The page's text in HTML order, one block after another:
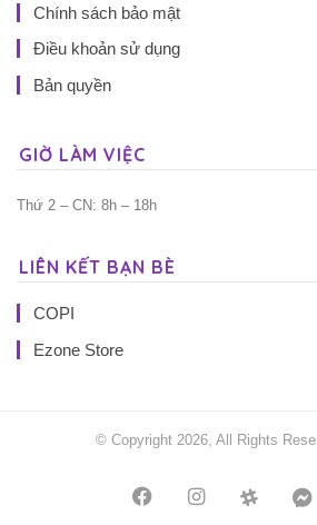
Chính sách bảo mật
Điều khoản sử dụng
Bản quyền
GIỜ LÀM VIỆC
Thứ 2 – CN: 8h – 18h
LIÊN KẾT BẠN BÈ
COPI
Ezone Store
© Copyright 2026, All Rights
FacebookInstagram